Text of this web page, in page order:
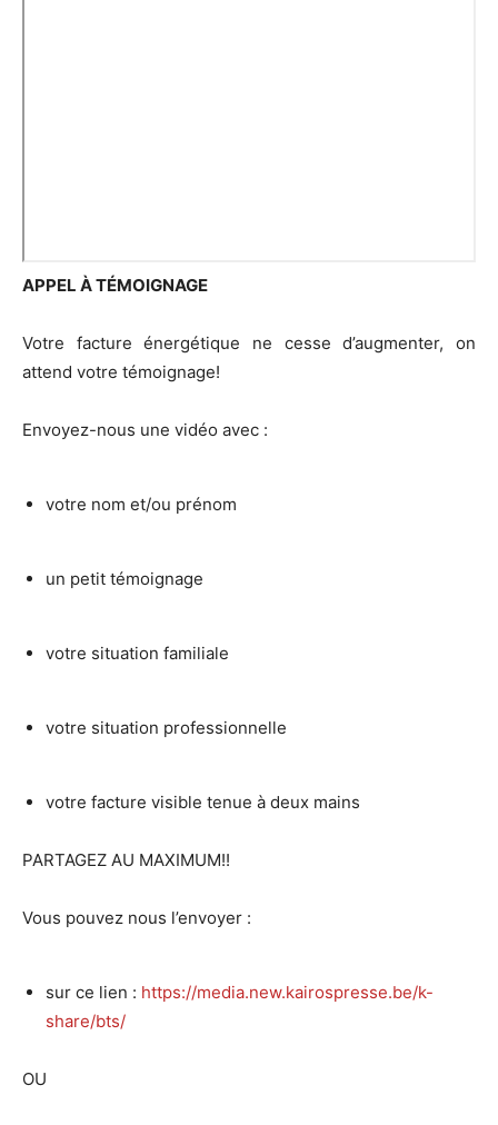
APPEL À TÉMOIGNAGE
Votre facture énergétique ne cesse d’augmenter, on
attend votre témoignage!
Envoyez-nous une vidéo avec :
votre nom et/ou prénom
un petit témoignage
votre situation familiale
votre situation professionnelle
votre facture visible tenue à deux mains
PARTAGEZ AU MAXIMUM!!
Vous pouvez nous l’envoyer :
sur ce lien : https://media.new.kairospresse.be/k-
share/bts/
OU